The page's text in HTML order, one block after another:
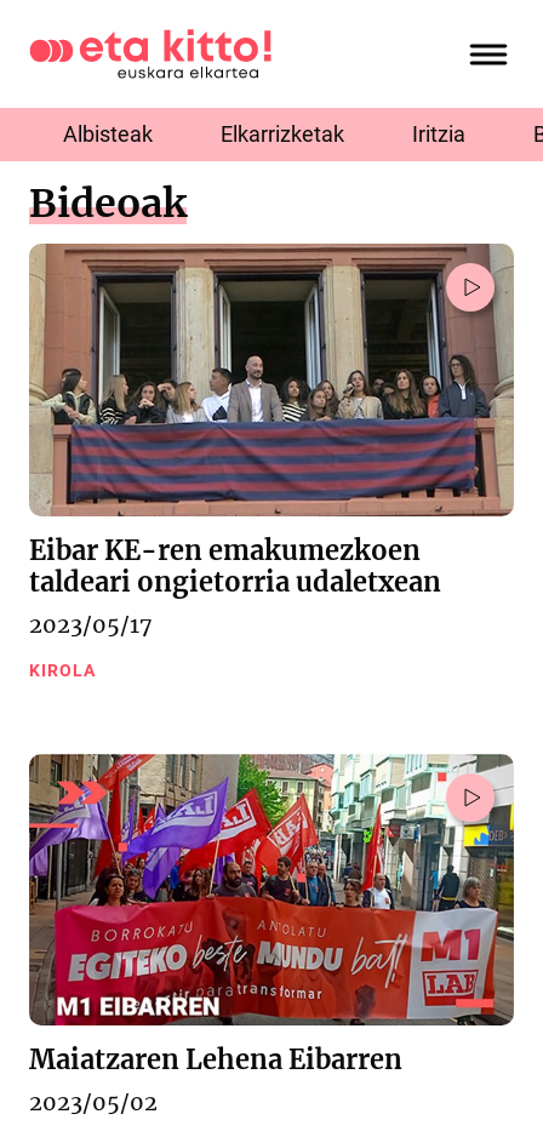
Albisteak Elkarrizketak Iritzia
Bideoak
Eibar KE-ren emakumezkoen
taldeari ongietorria udaletxean
2023/05/17
KIROLA
Maiatzaren Lehena Eibarren
2023/05/02